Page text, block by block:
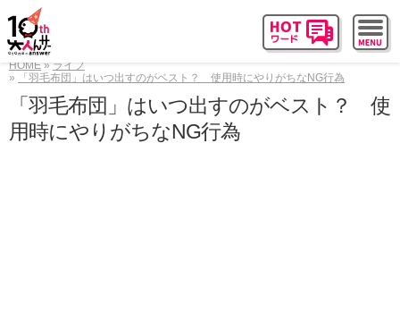
HOME
ライフ
「羽毛布団」はいつ出すのがベスト？ 使用時にやりがちなNG行為
「羽毛布団」はいつ出すのがベスト？ 使
用時にやりがちなNG行為